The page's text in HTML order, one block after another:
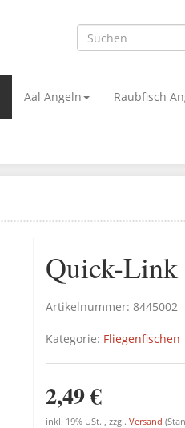
Aal Angeln Raubfisch
Quick-
Artikelnummer: 8445002
Kategorie: Fliegenfischen
2,49 €
inkl. 19% USt. , zzgl. Versand